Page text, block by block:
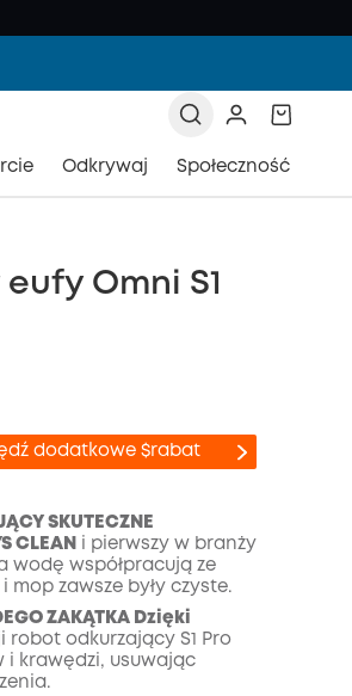
Odkrywaj Społeczność
Omni S1
dodatkowe $rabat
KOPIA
SKUTECZNE
CLEAN
i pierwszy w branży
wodę współpracują ze
mop zawsze były czyste.
ZAKĄTKA Dzięki
robot odkurzający S1 Pro
i krawędzi, usuwając